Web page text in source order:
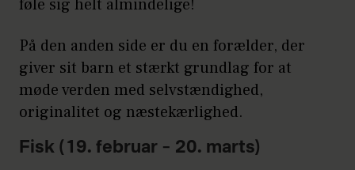
føle sig helt almindelige!
På den anden side er du en forælder, der
giver sit barn et stærkt grundlag for at
møde verden med selvstændighed,
originalitet og næstekærlighed.
Fisk (19. februar – 20. marts)